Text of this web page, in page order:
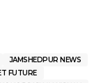
JAMSHEDPUR NEWS
FUTURE